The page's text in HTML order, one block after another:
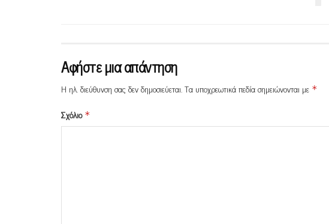
Αφήστε μια απάντηση
Η ηλ. διεύθυνση σας δεν δημοσιεύεται.Τα υποχρεωτικά πεδία σημειώνονται με *
Σχόλιο *